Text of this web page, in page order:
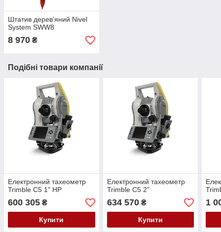
Штатив дерев'яний Nivel
System SWW8
8 970 ₴
Подібні товари компанії
Електронний тахеометр
Trimble C5 1" HP
600 305 ₴
Купити
Електронний тахеометр
Trimble C5 2"
634 570₴
Купити
1